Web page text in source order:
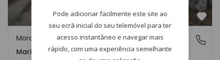
Marinhais, Santarém
Moradia Isolada
Marinhais, Santarém
Pode adicionar facilmente este site ao
seu ecrã inicial do seu telemóvel para ter
acesso instantâneo e navegar mais
rápido, com uma experiência semelhante